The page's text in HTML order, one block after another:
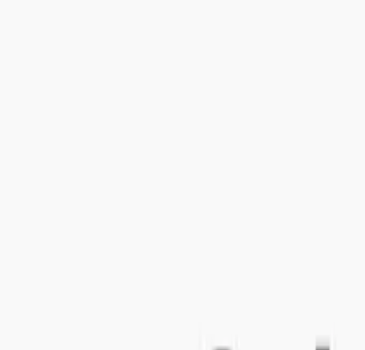
ander heeft jouw vertrouwen beschaamd en had dit nooit mogen
fout gedaan.
kan jou dan steunen, troosten en helpen met hulp zoeken.
je helpen bij de verwerking. De politie maakt dan een officieel
zoals bij sexting-misbruik? Neem dan contact op met het